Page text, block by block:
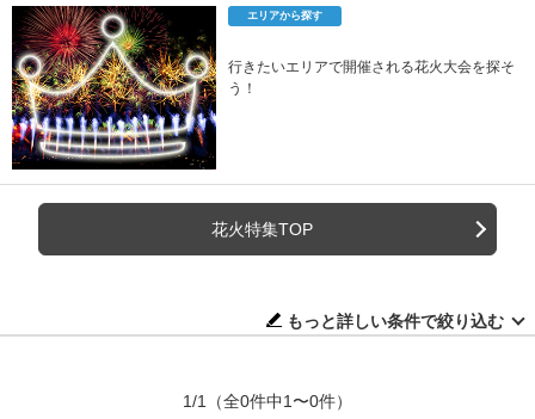
エリアから探す
行きたいエリアで開催される花火大会を探そ
う！
花火特集TOP
もっと詳しい条件で絞り込む
1/1 （全0件中1〜0件）